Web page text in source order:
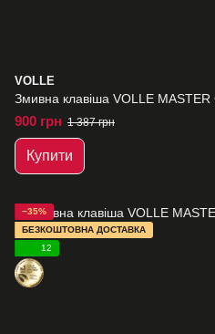
VOLLE
Змивна клавіша VOLLE
900 грн 1 387 грн
Купити
−35%
БЕЗКОШТОВНА ДОСТАВКА
12